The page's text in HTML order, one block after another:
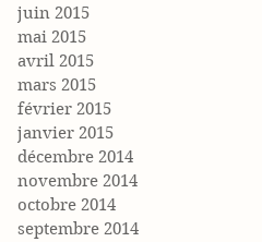
juin 2015
mai 2015
avril 2015
mars 2015
février 2015
janvier 2015
décembre 2014
novembre 2014
octobre 2014
septembre 2014